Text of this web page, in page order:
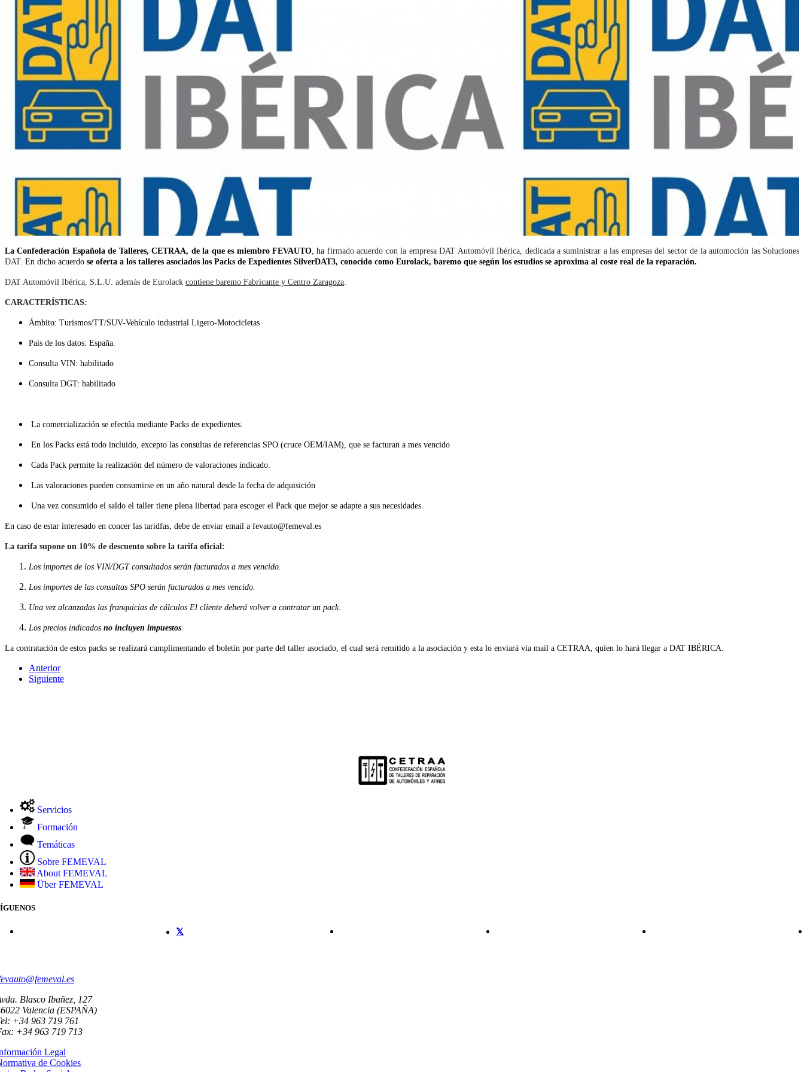
La Confederación Española de Talleres, CETRAA, de la que es miembro FEVAUTO, ha firmado acuerdo con la empresa DAT Automóvil Ibérica, dedicada a suministrar a las empresas del sector de la automoción las Soluciones
DAT. En dicho acuerdo se oferta a los talleres asociados los Packs de Expedientes SilverDAT3, conocido como Eurolack, baremo que según los estudios se aproxima al coste real de la reparación.
DAT Automóvil Ibérica, S.L.U. además de Eurolack contiene baremo Fabricante y Centro Zaragoza.
CARACTERÍSTICAS:
Ámbito: Turismos/TT/SUV-Vehículo industrial Ligero-Motocicletas
País de los datos: España.
Consulta VIN: habilitado
Consulta DGT: habilitado
La comercialización se efectúa mediante Packs de expedientes.
En los Packs está todo incluido, excepto las consultas de referencias SPO (cruce OEM/IAM), que se facturan a mes vencido
Cada Pack permite la realización del número de valoraciones indicado.
Las valoraciones pueden consumirse en un año natural desde la fecha de adquisición
Una vez consumido el saldo el taller tiene plena libertad para escoger el Pack que mejor se adapte a sus necesidades.
En caso de estar interesado en concer las taridfas, debe de enviar email a fevauto@femeval.es
La tarifa supone un 10% de descuento sobre la tarifa oficial:
Los importes de los VIN/DGT consultados serán facturados a mes vencido.
Los importes de las consultas SPO serán facturados a mes vencido.
Una vez alcanzadas las franquicias de cálculos El cliente deberá volver a contratar un pack.
Los precios indicados no incluyen impuestos.
La contratación de estos packs se realizará cumplimentando el boletín por parte del taller asociado, el cual será remitido a la asociación y esta lo enviará vía mail a CETRAA, quien lo hará llegar a DAT IBÉRICA.
Anterior
Siguiente
Servicios
Formación
Temáticas
Sobre FEMEVAL
About FEMEVAL
Über FEMEVAL
Blasco Ibañez, 127
Valencia (ESPAÑA)
+34 963 719 761
+34 963 719 713
Legal
de Cookies